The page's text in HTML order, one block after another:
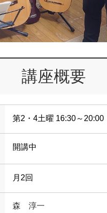
講座概要
第2・4土曜 16:30～20:00
開講中
月2回
森 淳一